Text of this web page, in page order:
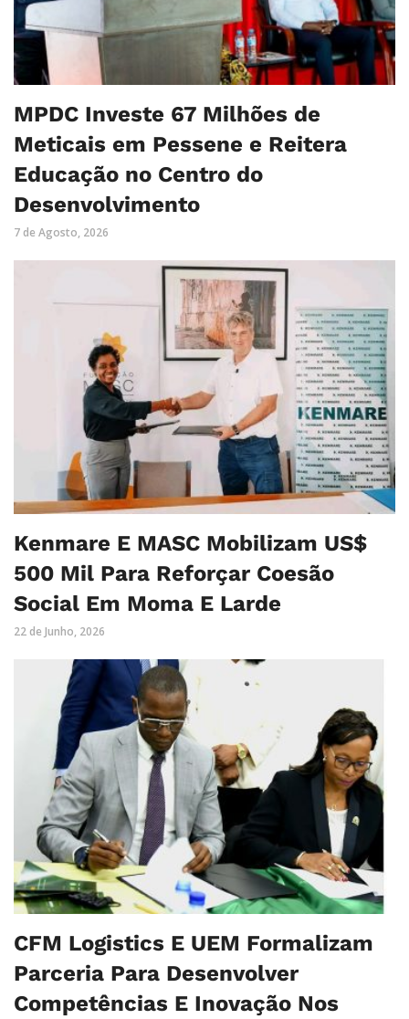
MPDC Investe 67 Milhões de
Meticais em Pessene e Reitera
Educação no Centro do
Desenvolvimento
7 de Agosto, 2026
Kenmare E MASC Mobilizam US$
500 Mil Para Reforçar Coesão
Social Em Moma E Larde
22 de Junho, 2026
CFM Logistics E UEM Formalizam
Parceria Para Desenvolver
Competências E Inovação Nos